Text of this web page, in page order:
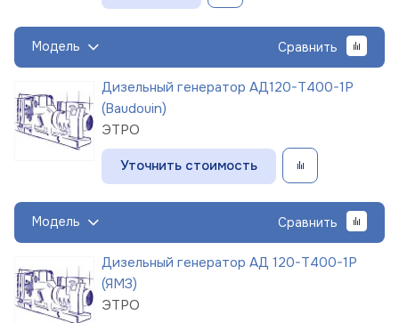
Модель Сравнить
Дизельный генератор АД120-Т400-1Р
(Baudouin)
ЭТРО
Уточнить стоимость
Модель Сравнить
Дизельный генератор АД 120-Т400-1Р
(ЯМЗ)
ЭТРО